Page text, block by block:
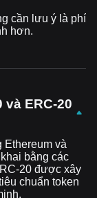
cần lưu ý là phí
hơn.
ERC-20
Ethereum và
bằng các
20 được xây
chuẩn token